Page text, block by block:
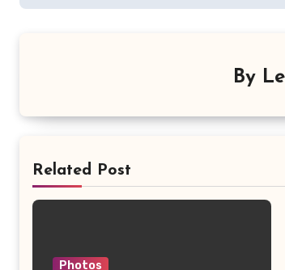
l’article
By
Related Post
Photos